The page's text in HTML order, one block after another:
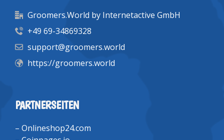
Groomers.World by Internetactive GmbH
+49 69-34869328
support@groomers.world
https://groomers.world
PARTNERSEITEN
– Onlineshop24.com